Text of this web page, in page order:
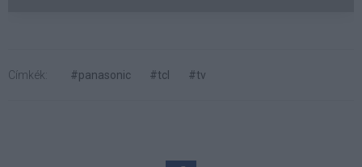
Címkék: #panasonic #tcl #tv